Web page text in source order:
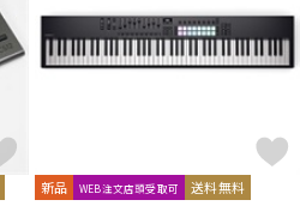
新品 WEB注文店頭受取可 送料無料